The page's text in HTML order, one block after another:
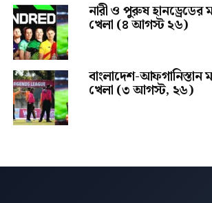
নারী ও পুরুষ
খেলা (৪ আগস্ট ২৬)
বাংলাদেশ-
খেলা (৩ আগস্ট, ২৬)